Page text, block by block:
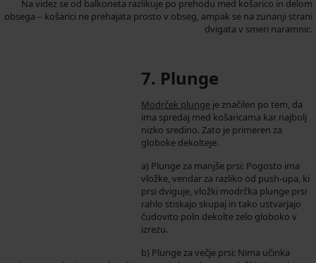
Na videz se od balkoneta razlikuje po prehodu med košarico in delom
obsega – košarici ne prehajata prosto v obseg, ampak se na zunanji strani
dvigata v smeri naramnic.
7. Plunge
Modrček plunge je značilen po tem, da
ima spredaj med košaricama kar najbolj
nizko sredino. Zato je primeren za
globoke dekolteje.
a) Plunge za manjše prsi: Pogosto ima
vložke, vendar za razliko od push-upa, ki
prsi dviguje, vložki modrčka plunge prsi
rahlo stiskajo skupaj in tako ustvarjajo
čudovito poln dekolte zelo globoko v
izrezu.
b) Plunge za večje prsi: Nima učinka